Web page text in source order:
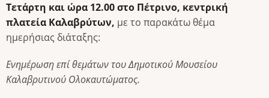
Τετάρτη και ώρα 12.00 στο Πέτρινο, κεντρική
πλατεία Καλαβρύτων, με το παρακάτω θέμα
ημερήσιας διάταξης:
Ενημέρωση επί θεμάτων του Δημοτικού Μουσείου
Καλαβρυτινού Ολοκαυτώματος.